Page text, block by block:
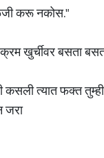
करू नकोस."
खुर्चीवर बसता
त्यात फक्त
जरा